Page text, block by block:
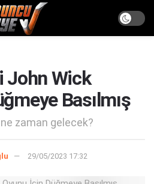
John Wick
Basılmış
zaman gelecek?
29/05/2023 17:32